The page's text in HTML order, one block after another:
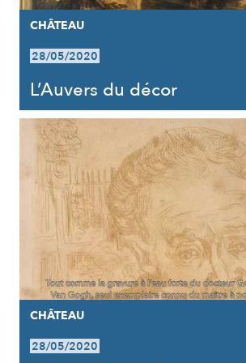
CHÂTEAU
28/05/2020
L’Auvers du décor
CHÂTEAU
28/05/2020